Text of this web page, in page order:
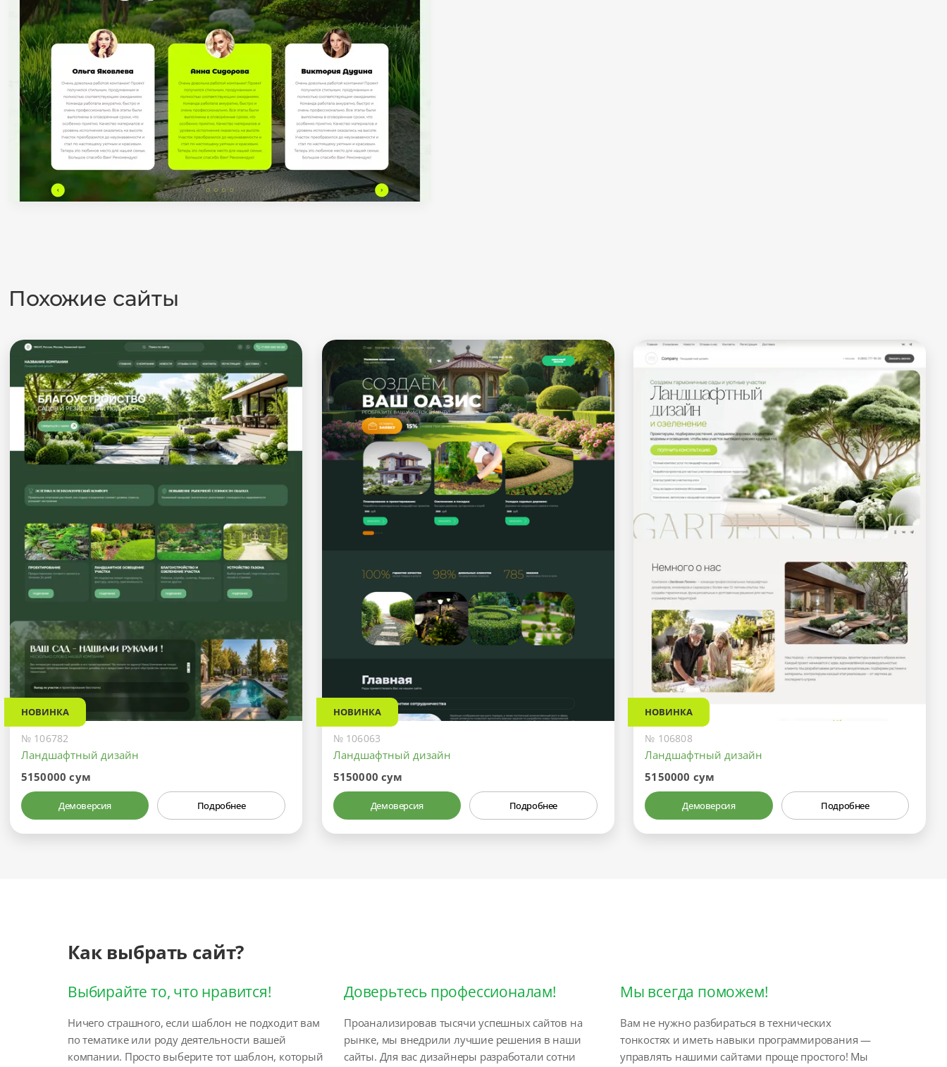
Похожие сайты
НОВИНКА
№ 106782
Ландшафтный дизайн
5150000 сум
Демоверсия Подробнее
НОВИНКА
№ 106063
Ландшафтный дизайн
5150000 сум
Демоверсия Подробнее
НОВИНКА
№ 106808
Ландшафтный дизайн
5150000 сум
Демоверсия Подробнее
Как выбрать сайт?
Выбирайте то, что нравится!
Ничего страшного, если шаблон не подходит вам
по тематике или роду деятельности вашей
компании. Просто выберите тот шаблон, который
Доверьтесь профессионалам!
Проанализировав тысячи успешных сайтов на
рынке, мы внедрили лучшие решения в наши
сайты. Для вас дизайнеры разработали сотни
Мы всегда поможем!
Вам не нужно разбираться в технических
тонкостях и иметь навыки программирования —
управлять нашими сайтами проще простого! Мы